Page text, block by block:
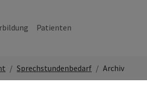
Patienten
Sprechstundenbedarf Archiv